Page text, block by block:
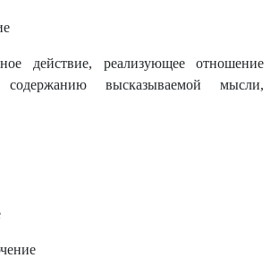
действие, реализующее отношение
высказываемой мысли,